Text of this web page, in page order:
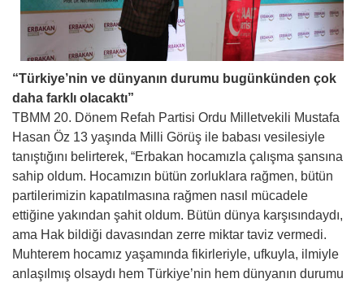
“Türkiye’nin ve dünyanın durumu bugünkünden çok
daha farklı olacaktı”
TBMM 20. Dönem Refah Partisi Ordu Milletvekili Mustafa
Hasan Öz 13 yaşında Milli Görüş ile babası vesilesiyle
tanıştığını belirterek, “Erbakan hocamızla çalışma şansına
sahip oldum. Hocamızın bütün zorluklara rağmen, bütün
partilerimizin kapatılmasına rağmen nasıl mücadele
ettiğine yakından şahit oldum. Bütün dünya karşısındaydı,
ama Hak bildiği davasından zerre miktar taviz vermedi.
Muhterem hocamız yaşamında fikirleriyle, ufkuyla, ilmiyle
anlaşılmış olsaydı hem Türkiye’nin hem dünyanın durumu